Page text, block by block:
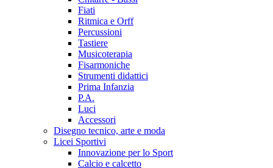
Fiati
Ritmica e Orff
Percussioni
Tastiere
Musicoterapia
Fisarmoniche
Strumenti didattici
Prima Infanzia
P.A.
Luci
Accessori
Disegno tecnico, arte e moda
Licei Sportivi
Innovazione per lo Sport
Calcio e calcetto